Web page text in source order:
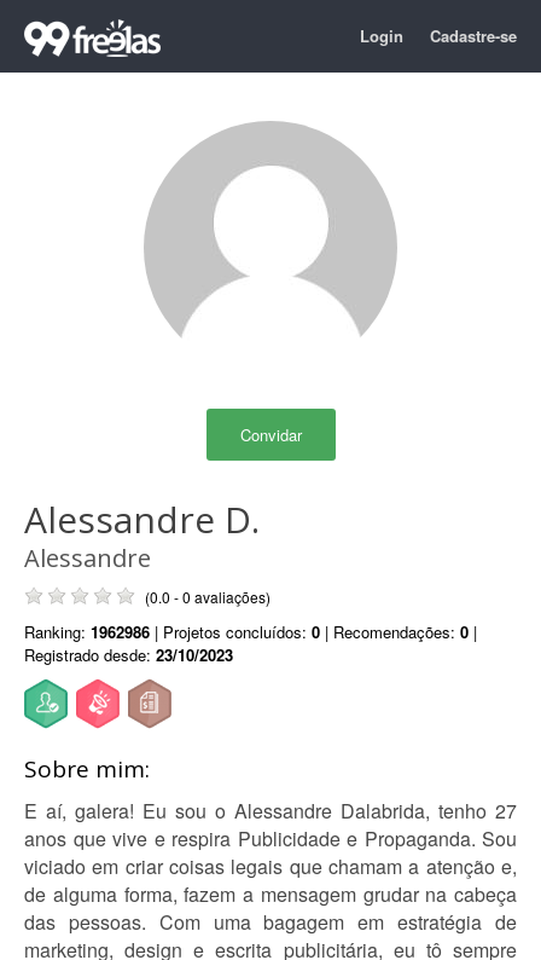
Login Cadastre-se
Convidar
Alessandre D.
Alessandre
(0.0 - 0 avaliações)
Ranking: 1962986 | Projetos concluídos: 0 | Recomendações: 0 |
Registrado desde: 23/10/2023
Sobre mim:
E aí, galera! Eu sou o Alessandre Dalabrida, tenho 27
anos que vive e respira Publicidade e Propaganda. Sou
viciado em criar coisas legais que chamam a atenção e,
de alguma forma, fazem a mensagem grudar na cabeça
das pessoas. Com uma bagagem em estratégia de
marketing, design e escrita publicitária, eu tô sempre